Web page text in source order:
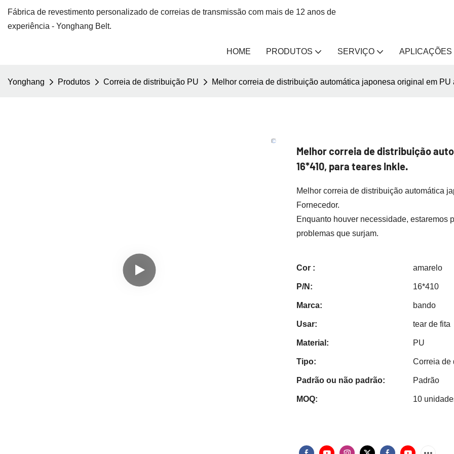
Fábrica de revestimento personalizado de correias de transmissão com mais de 12 anos de
experiência - Yonghang Belt.
HOME PRODUTOS SERVIÇO APLICAÇÕES
Yonghang Produtos Correia de distribuição PU Melhor correia de distribuição automática japonesa original em
Melhor correia de distribuição
16*410, para teares Inkle.
Melhor correia de distribuição automática
Fornecedor.
Enquanto houver necessidade, estaremos
problemas que surjam.
Cor : amarelo
P/N: 16*410
Marca: bando
Usar: tear de fita
Material: PU
Tipo: Correia de
Padrão ou não padrão: Padrão
MOQ: 10